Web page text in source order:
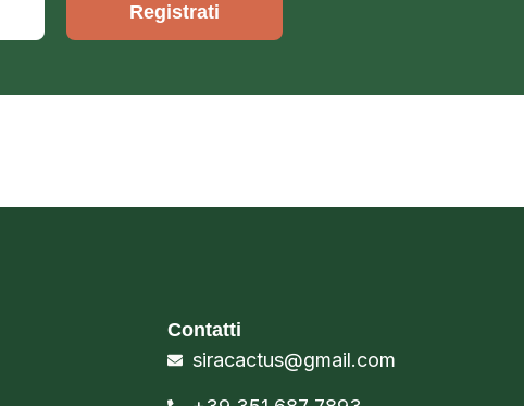
Registrati
Contatti
siracactus@gmail.com